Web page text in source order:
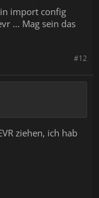
import config
... Mag sein das
#12
ziehen, ich hab